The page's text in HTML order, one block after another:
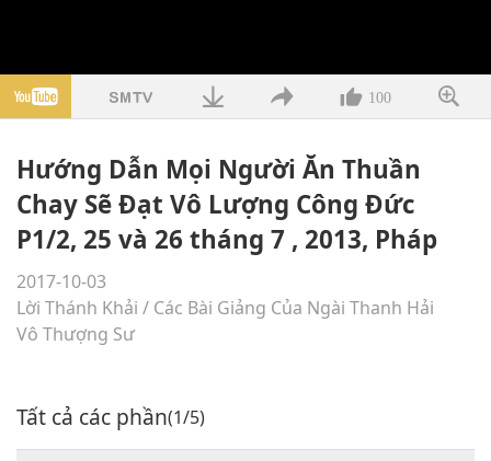
100
Hướng Dẫn Mọi Người Ăn Thuần
Chay Sẽ Đạt Vô Lượng Công Đức
P1/2, 25 và 26 tháng 7 , 2013, Pháp
2017-10-03
Lời Thánh Khải / Các Bài Giảng Của Ngài Thanh Hải
Vô Thượng Sư
Tất cả các phần(1/5)